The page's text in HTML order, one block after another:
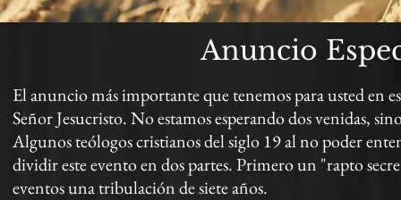
Anuncio
El anuncio más importante que tenemos para usted en
Señor Jesucristo. No estamos esperando dos venidas,
Algunos teólogos cristianos del siglo 19 al no poder
dividir este evento en dos partes. Primero un "rapto
eventos una tribulación de siete años.